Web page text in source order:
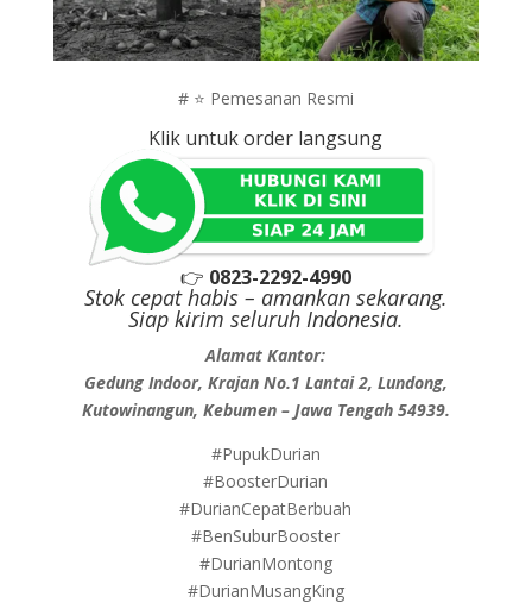
# ⭐ Pemesanan Resmi
Klik untuk order langsung
👉 0823-2292-4990
Stok cepat habis – amankan sekarang.
Siap kirim seluruh Indonesia.
Alamat Kantor:
Gedung Indoor, Krajan No.1 Lantai 2, Lundong,
Kutowinangun, Kebumen – Jawa Tengah 54939.
#PupukDurian
#BoosterDurian
#DurianCepatBerbuah
#BenSuburBooster
#DurianMontong
#DurianMusangKing